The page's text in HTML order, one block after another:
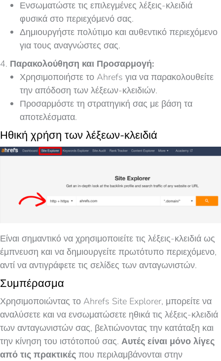
Ενσωματώστε τις επιλεγμένες λέξεις-κλειδιά
φυσικά στο περιεχόμενό σας.
Δημιουργήστε πολύτιμο και αυθεντικό περιεχόμενο
για τους αναγνώστες σας.
Παρακολούθηση και Προσαρμογή:
Χρησιμοποιήστε το Ahrefs για να παρακολουθείτε
την απόδοση των λέξεων-κλειδιών.
Προσαρμόστε τη στρατηγική σας με βάση τα
αποτελέσματα.
Ηθική χρήση των λέξεων-κλειδιά
Είναι σημαντικό να χρησιμοποιείτε τις λέξεις-κλειδιά ως
έμπνευση και να δημιουργείτε πρωτότυπο περιεχόμενο,
αντί να αντιγράφετε τις σελίδες των ανταγωνιστών.
Συμπέρασμα
Χρησιμοποιώντας το Ahrefs Site Explorer, μπορείτε να
αναλύσετε και να ενσωματώσετε ηθικά τις λέξεις-κλειδιά
των ανταγωνιστών σας, βελτιώνοντας την κατάταξη και
την κίνηση του ιστότοπού σας. Αυτές είναι μόνο λίγες
από τις πρακτικές που περιλαμβάνονται στην